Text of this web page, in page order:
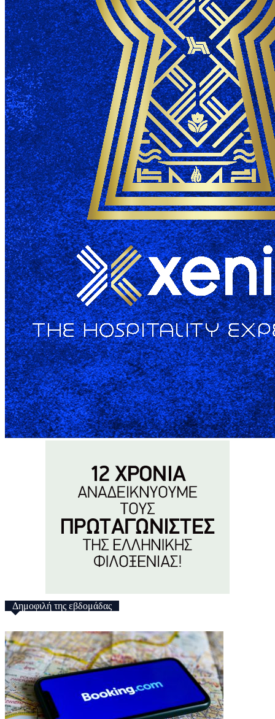
Δημοφιλή της εβδομάδας